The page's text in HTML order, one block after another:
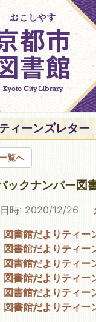
ィーンズレター
覧へ
ックナンバー図
時: 2020/12/26
図書館だよりティ
図書館だよりティー
図書館だよりティ
図書館だよりティー
図書館だよりティー
図書館だよりティ